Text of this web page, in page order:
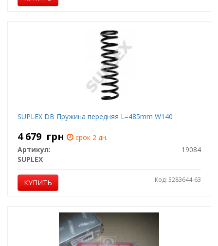
SUPLEX DB Пружина передняя L=485mm W140
4 679 грн
срок 2 дн.
Артикул:
19084
SUPLEX
КУПИТЬ Код: 3283644-63